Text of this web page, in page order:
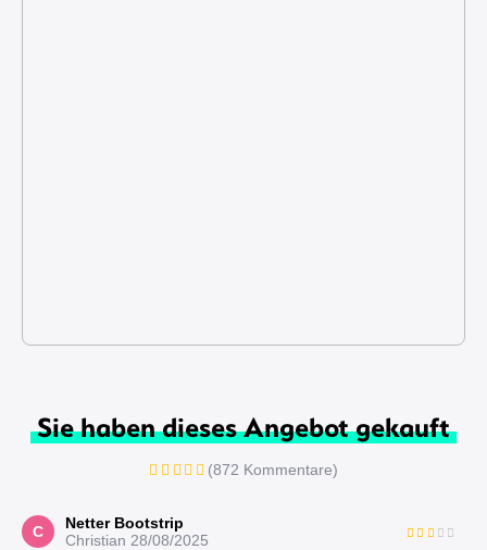
Sie haben dieses Angebot gekauft
(872 Kommentare)
C
Netter Bootstrip
Christian 28/08/2025